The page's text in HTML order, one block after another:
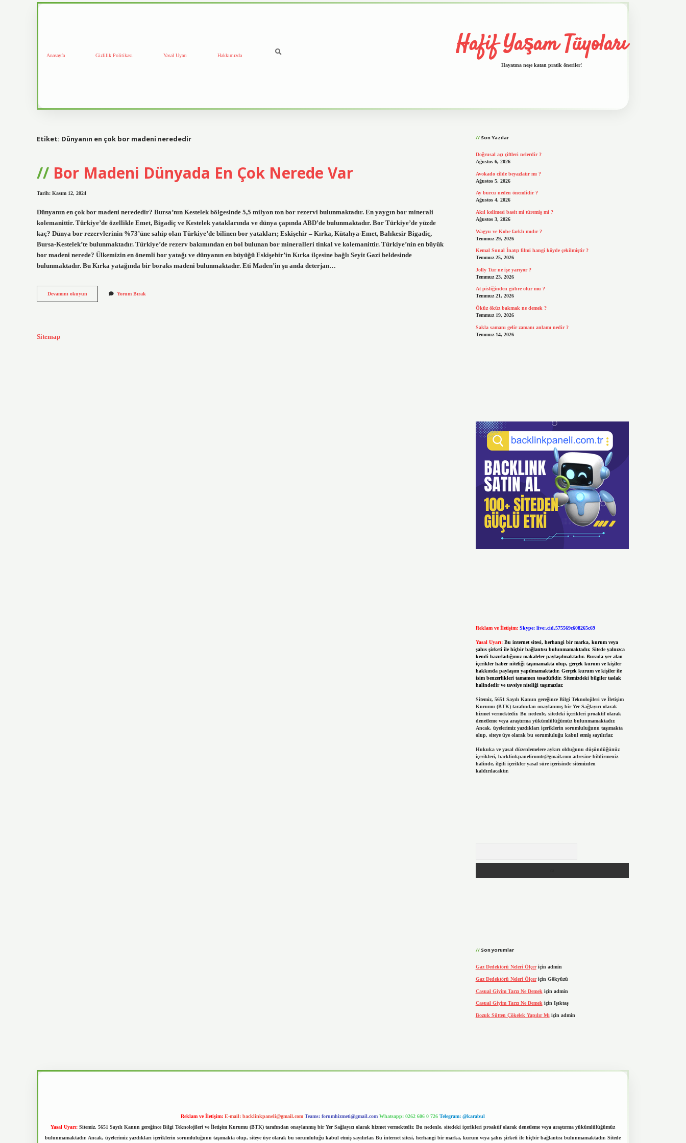
Anasayfa Gizlilik Politikası Yasal Uyarı Hakkımızda Hafif Yaşam Tüyoları
Hayatına neşe katan pratik öneriler!
Etiket: Dünyanın en çok bor madeni nerededir
Bor Madeni Dünyada En Çok Nerede Var
Tarih: Kasım 12, 2024
Dünyanın en çok bor madeni nerededir? Bursa’nın Kestelek bölgesinde 5,5 milyon ton bor rezervi bulunmaktadır. En yaygın bor minerali
kolemanittir. Türkiye’de özellikle Emet, Bigadiç ve Kestelek yataklarında ve dünya çapında ABD’de bulunmaktadır. Bor Türkiye’de yüzde
kaç? Dünya bor rezervlerinin %73’üne sahip olan Türkiye’de bilinen bor yatakları; Eskişehir – Kırka, Kütahya-Emet, Balıkesir Bigadiç,
Bursa-Kestelek’te bulunmaktadır. Türkiye’de rezerv bakımından en bol bulunan bor mineralleri tinkal ve kolemanittir. Türkiye’nin en büyük
bor madeni nerede? Ülkemizin en önemli bor yatağı ve dünyanın en büyüğü Eskişehir’in Kırka ilçesine bağlı Seyit Gazi beldesinde
bulunmaktadır. Bu Kırka yatağında bir boraks madeni bulunmaktadır. Eti Maden’in şu anda deterjan…
Devamını okuyun
Madeni
Yorum Bırak
Sitemap
Son Yazılar
Doğrusal açı çiftleri nelerdir ?
Ağustos 6, 2026
Avokado cilde beyazlatır mı ?
Ağustos 5, 2026
Ay burcu neden önemlidir ?
Ağustos 4, 2026
Akıl kelimesi basit mi türemiş mi ?
Ağustos 3, 2026
Wagyu ve Kobe farklı mıdır ?
Temmuz 29, 2026
Kemal Sunal İnatçı filmi hangi köyde çekilmiştir ?
Temmuz 25, 2026
Jolly Tur ne işe yarıyor ?
Temmuz 23, 2026
At pisliğinden gübre olur mu ?
Temmuz 21, 2026
Öküz öküz bakmak ne demek ?
Temmuz 19, 2026
Sakla samanı gelir zamanı anlamı nedir ?
Temmuz 14, 2026
Reklam ve İletişim: Skype: live:.cid.575569c608265c69
Yasal Uyarı: Bu internet sitesi, herhangi bir marka, kurum veya
şahıs şirketi ile hiçbir bağlantısı bulunmamaktadır. Sitede yalnızca
kendi hazırladığımız makaleler paylaşılmaktadır. Burada yer alan
içerikler haber niteliği taşımamakta olup, gerçek kurum ve kişiler
hakkında paylaşım yapılmamaktadır. Gerçek kurum ve kişiler ile
isim benzerlikleri tamamen tesadüfidir. Sitemizdeki bilgiler taslak
halindedir ve tavsiye niteliği taşımazlar.
Sitemiz, 5651 Sayılı Kanun gereğince Bilgi Teknolojileri ve İletişim
Kurumu (BTK) tarafından onaylanmış bir Yer Sağlayıcı olarak
hizmet vermektedir. Bu nedenle, sitedeki içerikleri proaktif olarak
denetleme veya araştırma yükümlülüğümüz bulunmamaktadır.
Ancak, üyelerimiz yazdıkları içeriklerin sorumluluğunu taşımakta
olup, siteye üye olarak bu sorumluluğu kabul etmiş sayılırlar.
Hukuka ve yasal düzenlemelere aykırı olduğunu düşündüğünüz
içerikleri, backlinkpanelicomtr@gmail.comadresine bildirmeniz
halinde, ilgili içerikler yasal süre içerisinde sitemizden
kaldırılacaktır.
Son yorumlar
Gaz Dedektörü Neleri Ölçeriçin admin
Gaz Dedektörü Neleri Ölçeriçin Gökyüzü
Casual Giyim Tarzı Ne Demek için admin
Casual Giyim Tarzı Ne Demek için Işıktaş
Bozuk Sütten Çökelek Yapılır Mı için admin
Reklam ve İletişim: E-mail: backlinkpaneli@gmail.com Teams: forumhizmeti@gmail.com Whatsapp: 0262 606 0 726 Telegram: @karabul
Yasal Uyarı: Sitemiz, 5651 Sayılı Kanun gereğince Bilgi Teknolojileri ve İletişim Kurumu (BTK) tarafından onaylanmış bir Yer Sağlayıcı olarak hizmet vermektedir. Bu nedenle, sitedeki içerikleri proaktif olarak denetleme veya araştırma yükümlülüğümüz
bulunmamaktadır. Ancak, üyelerimiz yazdıkları içeriklerin sorumluluğunu taşımakta olup, siteye üye olarak bu sorumluluğu kabul etmiş sayılırlar. Bu internet sitesi, herhangi bir marka, kurum veya şahıs şirketi ile hiçbir bağlantısı bulunmamaktadır. Sitede